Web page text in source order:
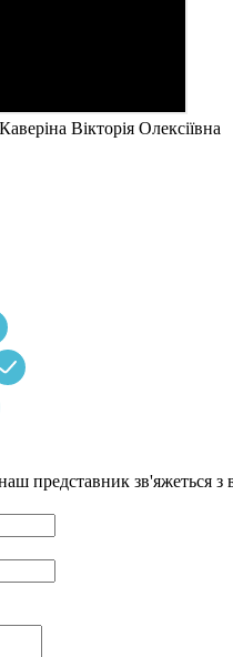
Вікторія Олексіївна
представник зв'яжеться з